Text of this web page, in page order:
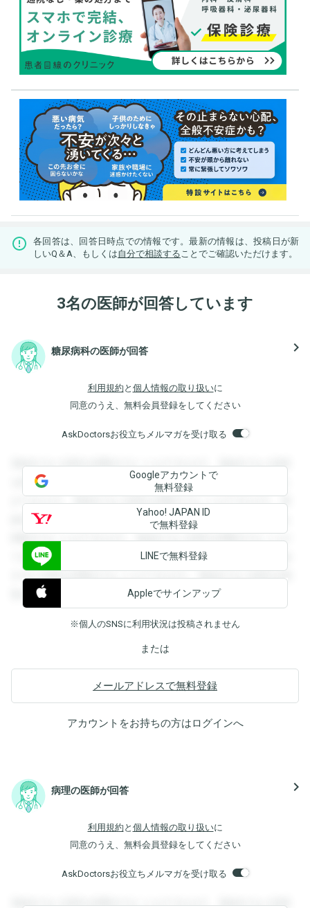
各回答は、回答日時点での情報です。最新の情報は、投稿日が新
しいQ＆A、もしくは自分で相談することでご確認いただけます。
3名の医師が回答しています
糖尿病科の医師が回答 navigate_next
利用規約 と 個人情報の取り扱いに
同意のうえ、無料会員登録をしてください
AskDoctorsお役立ちメルマガを受け取る
登録すると回答を閲覧することができます。登録すると回答
を閲覧することができます。登録すると回答を閲覧すること
ができます。登録すると回答を閲覧することができます。登
録すると回答を閲覧することができます。登録すると回答を
閲覧することができます。登録すると回答を閲覧することが
できます。登録すると回答を閲覧することができます。登録
すると回答を閲覧することができます。登録すると回答を閲
覧することができます。
Googleアカウントで
無料登録
Yahoo! JAPAN ID
で無料登録
LINEで無料登録
Appleでサインアップ
※個人のSNSに利用状況は投稿されません
または
メールアドレスで無料登録
アカウントをお持ちの方はログインへ
病理の医師が回答 navigate_next
利用規約 と 個人情報の取り扱いに
同意のうえ、無料会員登録をしてください
AskDoctorsお役立ちメルマガを受け取る
登録すると回答を閲覧することができます。登録すると回答